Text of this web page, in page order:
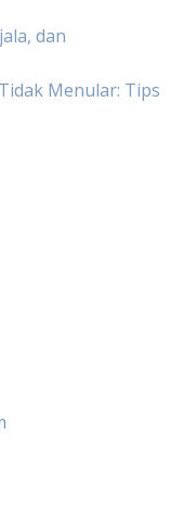
dan
Menular: Tips